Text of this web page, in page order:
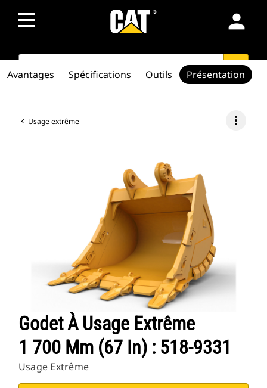
person
SEARCH search
Usage extrême more_vert
Godet À Usage Extrême
1 700 Mm (67 In) : 518-9331
Usage Extrême
Avantages Spécifications Outils Présentation